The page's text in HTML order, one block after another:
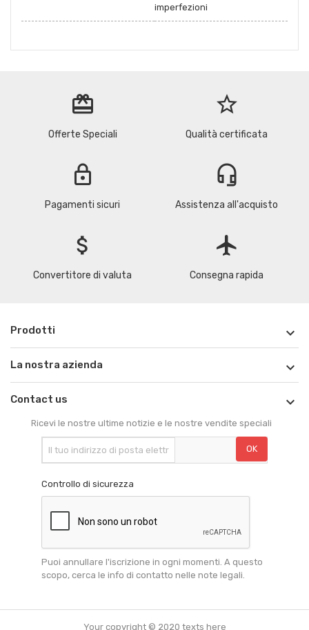
imperfezioni
redeem
Offerte Speciali
star_border
Qualità certificata
lock
Pagamenti sicuri
headset_mic
Assistenza all'acquisto
attach_money
Convertitore di valuta
flight
Consegna rapida
Prodotti 
La nostra azienda 
Contact us 
Ricevi le nostre ultime notizie e le nostre vendite speciali
Controllo di sicurezza
Puoi annullare l'iscrizione in ogni momenti. A questo
scopo, cerca le info di contatto nelle note legali.
Your copyright © 2020 texts here